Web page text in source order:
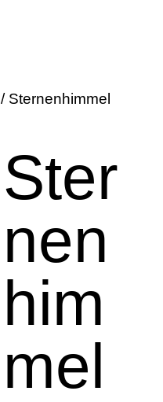
/ Sternenhimmel
Ster
nen
him
mel